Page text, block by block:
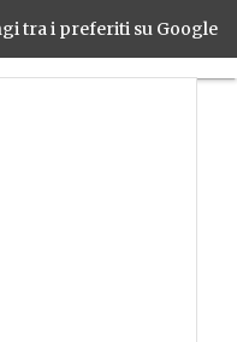
tra i preferiti su Google
il 5 aprile a